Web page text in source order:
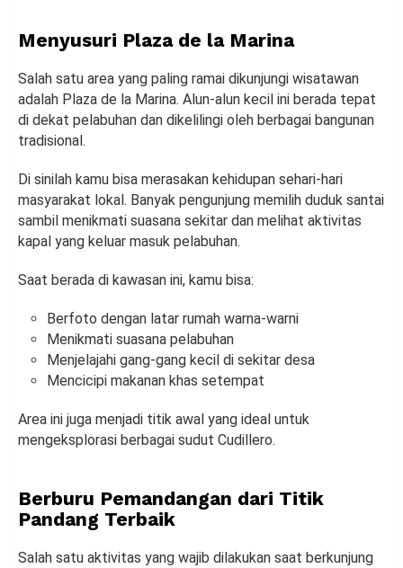
Menyusuri Plaza de la Marina
Salah satu area yang paling ramai dikunjungi wisatawan
adalah Plaza de la Marina. Alun-alun kecil ini berada tepat
di dekat pelabuhan dan dikelilingi oleh berbagai bangunan
tradisional.
Di sinilah kamu bisa merasakan kehidupan sehari-hari
masyarakat lokal. Banyak pengunjung memilih duduk santai
sambil menikmati suasana sekitar dan melihat aktivitas
kapal yang keluar masuk pelabuhan.
Saat berada di kawasan ini, kamu bisa:
Berfoto dengan latar rumah warna-warni
Menikmati suasana pelabuhan
Menjelajahi gang-gang kecil di sekitar desa
Mencicipi makanan khas setempat
Area ini juga menjadi titik awal yang ideal untuk
mengeksplorasi berbagai sudut Cudillero.
Berburu Pemandangan dari Titik
Pandang Terbaik
Salah satu aktivitas yang wajib dilakukan saat berkunjung